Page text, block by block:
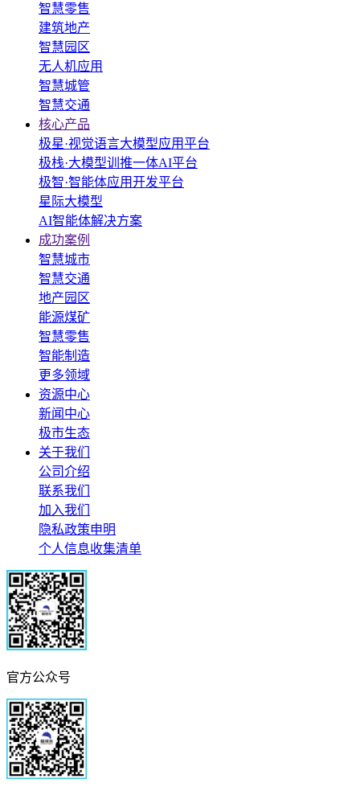
智慧零售
建筑地产
智慧园区
无人机应用
智慧城管
智慧交通
核心产品
极星·视觉语言大模型应用平台
极栈·大模型训推一体AI平台
极智·智能体应用开发平台
星际大模型
AI智能体解决方案
成功案例
智慧城市
智慧交通
地产园区
能源煤矿
智慧零售
智能制造
更多领域
资源中心
新闻中心
极市生态
关于我们
公司介绍
联系我们
加入我们
隐私政策申明
个人信息收集清单
官方公众号